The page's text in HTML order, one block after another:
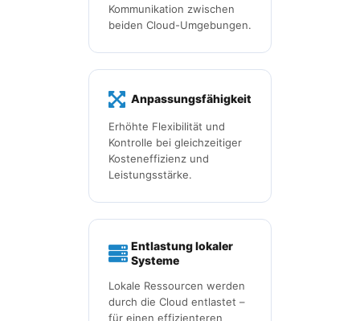
Kommunikation zwischen
beiden Cloud-Umgebungen.
Anpassungsfähigkeit
Erhöhte Flexibilität und
Kontrolle bei gleichzeitiger
Kosteneffizienz und
Leistungsstärke.
Entlastung lokaler
Systeme
Lokale Ressourcen werden
durch die Cloud entlastet –
für einen effizienteren